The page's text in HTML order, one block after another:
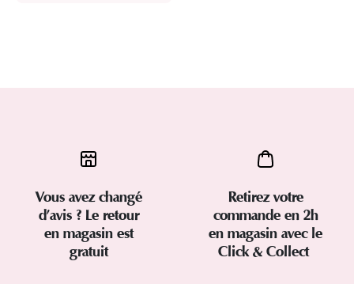
Vous avez changé
d’avis ? Le retour
en magasin est
gratuit
Retirez votre
commande en 2h
en magasin avec le
Click & Collect